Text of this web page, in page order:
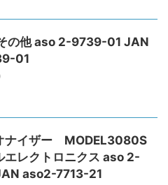
の他 aso 2-9739-01 JAN
01
ナイザー MODEL3080S
エレクトロニクス aso 2-
aso2-7713-21